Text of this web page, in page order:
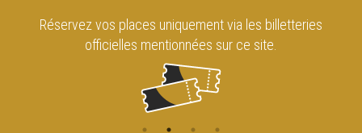
Réservez vos places uniquement via les billetteries
officielles mentionnées sur ce site.